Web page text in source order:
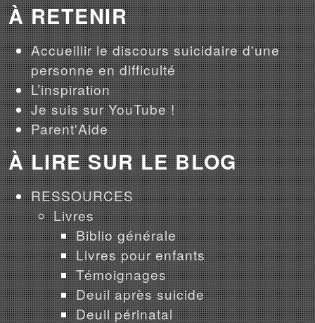
À RETENIR
Accueillir le discours suicidaire d'une
personne en difficulté
L’inspiration
Je suis sur YouTube !
Parent'Aide
À LIRE SUR LE BLOG
RESSOURCES
Livres
Biblio générale
Livres pour enfants
Témoignages
Deuil après suicide
Deuil périnatal